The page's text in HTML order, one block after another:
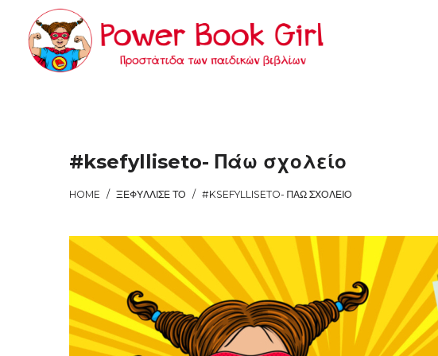
Power
Power
#ksefylliseto- Πάω σχολείο
HOME / ΞΕΦΎΛΛΙΣΕ ΤΟ / #KSEFYLLISETO- ΠΆΩ ΣΧΟΛΕΊΟ